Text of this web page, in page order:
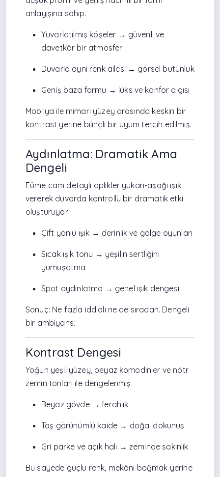
anlayışına sahip.
Yuvarlatılmış köşeler → güvenli ve
davetkâr bir atmosfer
Duvarla aynı renk ailesi → görsel bütünlük
Geniş baza formu → lüks ve konfor algısı
Mobilya ile mimari yüzey arasında keskin bir
kontrast yerine bilinçli bir uyum tercih edilmiş.
Aydınlatma: Dramatik Ama
Dengeli
Füme cam detaylı aplikler yukarı-aşağı ışık
vererek duvarda kontrollü bir dramatik etki
oluşturuyor.
Çift yönlü ışık → derinlik ve gölge oyunları
Sıcak ışık tonu → yeşilin sertliğini
yumuşatma
Spot aydınlatma → genel ışık dengesi
Sonuç: Ne fazla iddialı ne de sıradan. Dengeli
bir ambiyans.
Kontrast Dengesi
Yoğun yeşil yüzey, beyaz komodinler ve nötr
zemin tonları ile dengelenmiş.
Beyaz gövde → ferahlık
Taş görünümlü kaide → doğal dokunuş
Gri parke ve açık halı → zeminde sakinlik
Bu sayede güçlü renk, mekânı boğmak yerine